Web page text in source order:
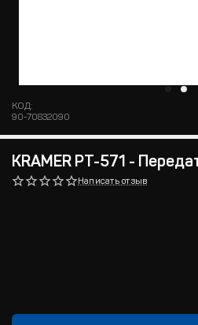
КОД:
90-70832090
KRAMER PT-571 -
Написать отзыв